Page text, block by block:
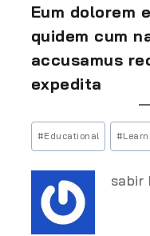
Eum dolorem
quidem cum
accusamus
expedita
#Educational #
sabir